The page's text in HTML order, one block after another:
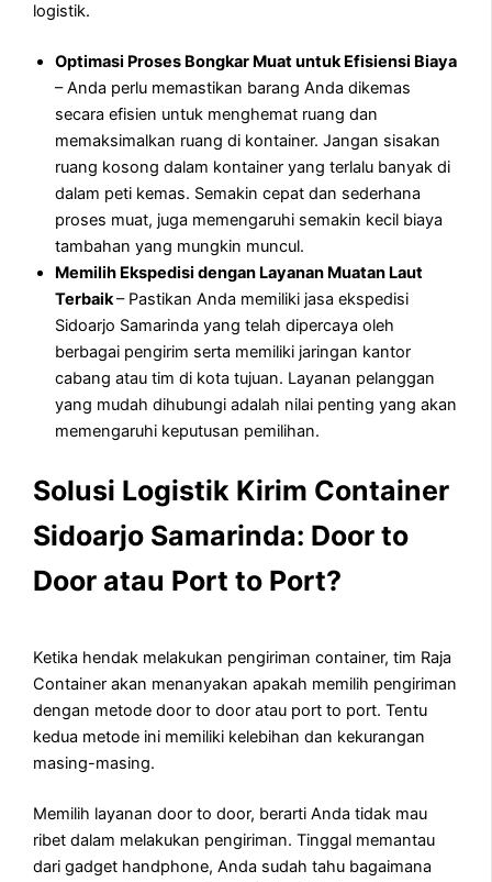
logistik.
Optimasi Proses Bongkar Muat untuk Efisiensi Biaya
– Anda perlu memastikan barang Anda dikemas
secara efisien untuk menghemat ruang dan
memaksimalkan ruang di kontainer. Jangan sisakan
ruang kosong dalam kontainer yang terlalu banyak di
dalam peti kemas. Semakin cepat dan sederhana
proses muat, juga memengaruhi semakin kecil biaya
tambahan yang mungkin muncul.
Memilih Ekspedisi dengan Layanan Muatan Laut
Terbaik– Pastikan Anda memiliki jasa ekspedisi
Sidoarjo Samarinda yang telah dipercaya oleh
berbagai pengirim serta memiliki jaringan kantor
cabang atau tim di kota tujuan. Layanan pelanggan
yang mudah dihubungi adalah nilai penting yang akan
memengaruhi keputusan pemilihan.
Solusi Logistik Kirim Container
Sidoarjo Samarinda: Door to
Door atau Port to Port?
Ketika hendak melakukan pengiriman container, tim Raja
Container akan menanyakan apakah memilih pengiriman
dengan metode door to door atau port to port. Tentu
kedua metode ini memiliki kelebihan dan kekurangan
masing-masing.
Memilih layanan door to door, berarti Anda tidak mau
ribet dalam melakukan pengiriman. Tinggal memantau
dari gadget handphone, Anda sudah tahu bagaimana